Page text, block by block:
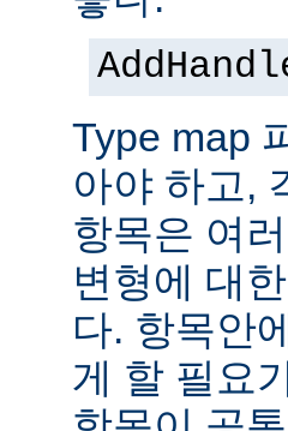
Type map
아야 하고,
항목은 여
변형에 대
다. 항목안
게 할 필요